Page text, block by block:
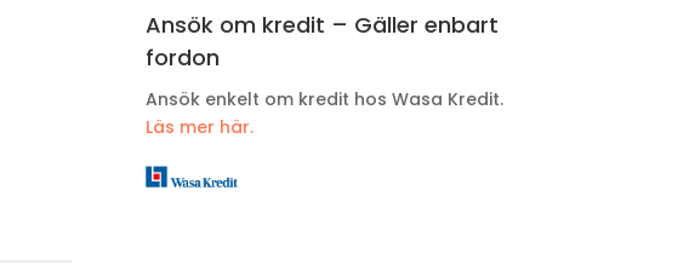
Ansök om kredit – Gäller enbart
fordon
Ansök enkelt om kredit hos Wasa Kredit.
Läs mer här.